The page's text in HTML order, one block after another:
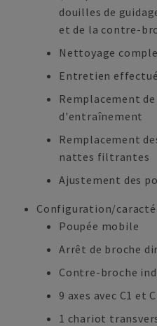
douilles de
et de la contre-
Nettoyage
Entretien
Remplacement
d'entraînement
Remplacement
nattes filtrantes
Ajustement des
Configuration/
Poupée mobile
Arrêt de broche
Contre-broche
9 axes avec C1 et
1 chariot